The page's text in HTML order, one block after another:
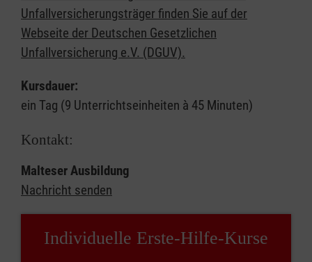
Unfallversicherungsträger finden Sie auf der
Webseite der Deutschen Gesetzlichen
Unfallversicherung e.V. (DGUV).
Kursdauer:
ein Tag (9 Unterrichtseinheiten à 45 Minuten)
Kontakt:
Malteser Ausbildung
Nachricht senden
Individuelle Erste-Hilfe-Kurse